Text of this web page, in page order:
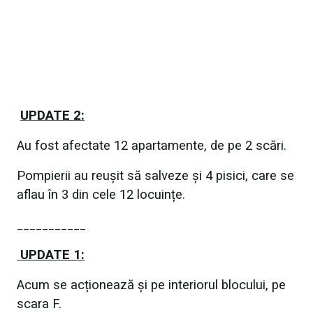
UPDATE 2:
Au fost afectate 12 apartamente, de pe 2 scări.
Pompierii au reușit să salveze și 4 pisici, care se
aflau în 3 din cele 12 locuințe.
UPDATE 1:
Acum se acționează și pe interiorul blocului, pe
scara F.